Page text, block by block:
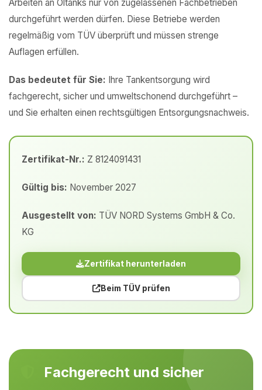
Arbeiten an Öltanks nur von zugelassenen Fachbetrieben
durchgeführt werden dürfen. Diese Betriebe werden
regelmäßig vom TÜV überprüft und müssen strenge
Auflagen erfüllen.
Das bedeutet für Sie: Ihre Tankentsorgung wird
fachgerecht, sicher und umweltschonend durchgeführt –
und Sie erhalten einen rechtsgültigen Entsorgungsnachweis.
Zertifikat-Nr.: Z 8124091431
Gültig bis: November 2027
Ausgestellt von: TÜV NORD Systems GmbH & Co.
KG
Zertifikat herunterladen
Beim TÜV prüfen
Fachgerecht und sicher